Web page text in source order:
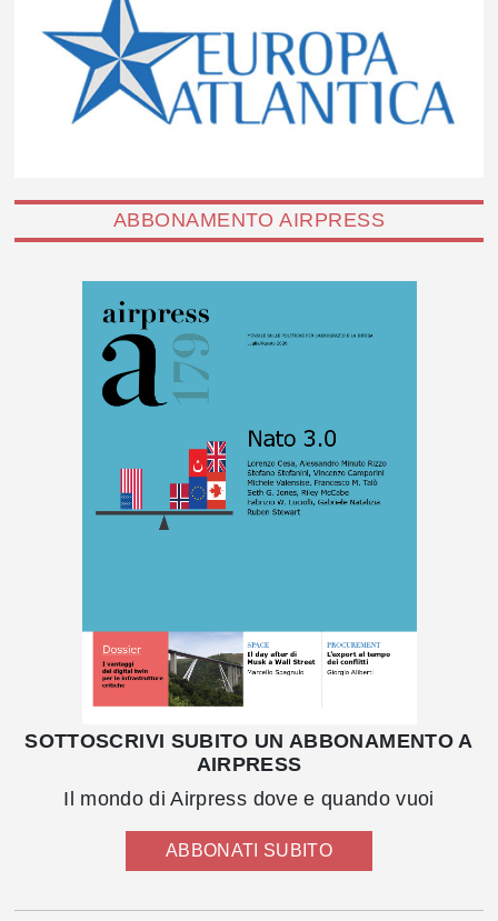
ABBONAMENTO AIRPRESS
SOTTOSCRIVI SUBITO UN ABBONAMENTO A
AIRPRESS
Il mondo di Airpress dove e quando vuoi
ABBONATI SUBITO